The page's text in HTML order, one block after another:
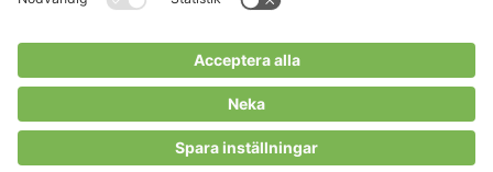
Kalender
Hushållningssällskapens
Tjänster
Välkommen till Portalen!
Cookies m.m.